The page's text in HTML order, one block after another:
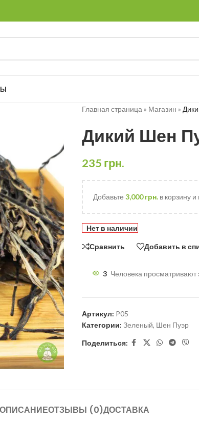
Главная страница » Магазин »
Дикий Шен
235 грн.
Добавьте 3,000грн.в корзину и
Нет в наличии
Сравнить Добавить в
3 Человека просматривают
Артикул: P05
Категории: Зеленый, Шен Пуэр
Поделиться:
ОПИСАНИЕОТЗЫВЫ (0)ДОСТАВКА